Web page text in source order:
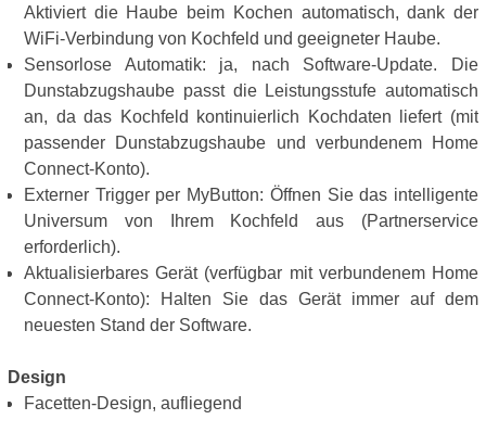
Aktiviert die Haube beim Kochen automatisch, dank der
WiFi-Verbindung von Kochfeld und geeigneter Haube.
Sensorlose Automatik: ja, nach Software-Update. Die
Dunstabzugshaube passt die Leistungsstufe automatisch
an, da das Kochfeld kontinuierlich Kochdaten liefert (mit
passender Dunstabzugshaube und verbundenem Home
Connect-Konto).
Externer Trigger per MyButton: Öffnen Sie das intelligente
Universum von Ihrem Kochfeld aus (Partnerservice
erforderlich).
Aktualisierbares Gerät (verfügbar mit verbundenem Home
Connect-Konto): Halten Sie das Gerät immer auf dem
neuesten Stand der Software.
Design
Facetten-Design, aufliegend